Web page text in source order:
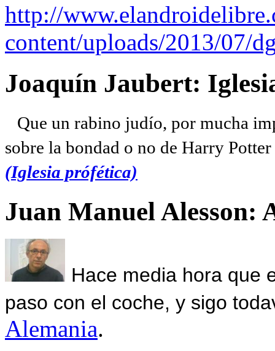
http://
content/uploads/2013/07/
Joaquín Jaubert:
Que un rabino judío, por mucha
sobre la bondad o no de Harry
(Iglesia prófética)
Juan Manuel Alesson:
Hace media hora que
paso con el coche, y sigo
Alemania.